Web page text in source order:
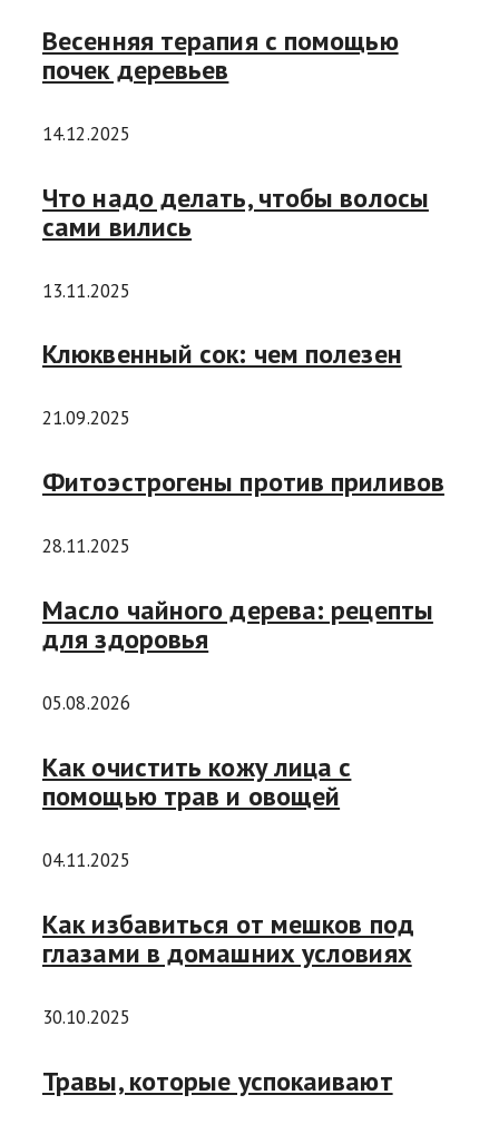
Весенняя терапия с помощью
почек деревьев
14.12.2025
Что надо делать, чтобы волосы
сами вились
13.11.2025
Клюквенный сок: чем полезен
21.09.2025
Фитоэстрогены против приливов
28.11.2025
Масло чайного дерева: рецепты
для здоровья
05.08.2026
Как очистить кожу лица с
помощью трав и овощей
04.11.2025
Как избавиться от мешков под
глазами в домашних условиях
30.10.2025
Травы, которые успокаивают